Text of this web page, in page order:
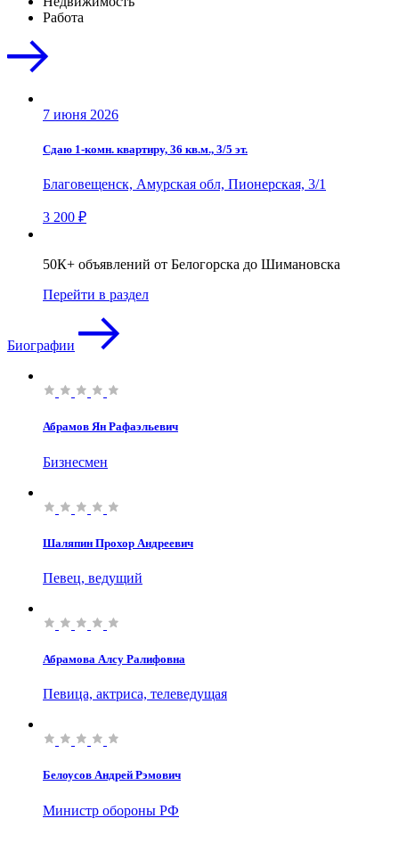
Работа
7 июня 2026
Сдаю 1-комн. квартиру, 36 кв.м., 3/5 эт.
Благовещенск, Амурская обл, Пионерская, 3/1
3 200 ₽
50К+ объявлений от Белогорска до Шимановска
Перейти в раздел
Биографии
Абрамов Ян Рафаэльевич
Бизнесмен
Шаляпин Прохор Андреевич
Певец, ведущий
Абрамова Алсу Ралифовна
Певица, актриса, телеведущая
Белоусов Андрей Рэмович
Министр обороны РФ